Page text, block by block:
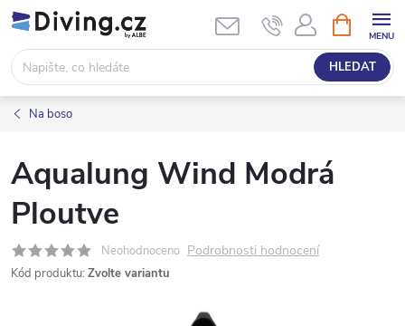
Přejít
na
obsah
HLEDAT
NÁKUPNÍ
KOŠÍK
Na boso
Aqualung Wind Modrá
Ploutve
Neohodnoceno Podrobnosti hodnocení
Kód produktu: Zvolte variantu